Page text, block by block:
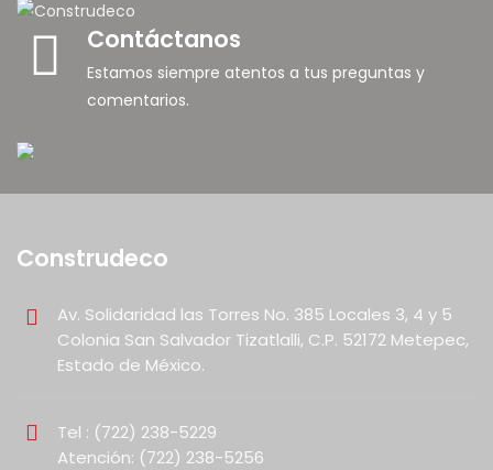
Contáctanos
Estamos siempre atentos a tus preguntas y
comentarios.
Construdeco
Av. Solidaridad las Torres No. 385 Locales 3, 4 y 5
Colonia San Salvador Tizatlalli, C.P. 52172 Metepec,
Estado de México.
Tel : (722) 238-5229
Atención: (722) 238-5256